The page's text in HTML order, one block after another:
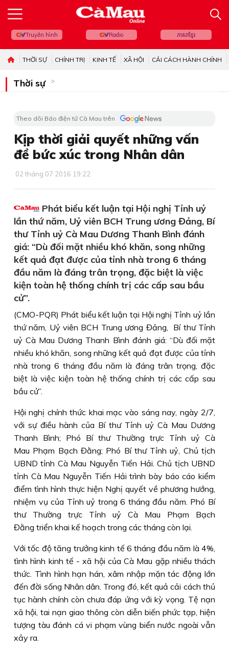
Truyền hình Radio ភាសាខ្មែរ
THỜI SỰ CHÍNH TRỊ KINH TẾ XÃ HỘI CẢI CÁCH HÀNH CHÍNH
Thời sự
Theo dõi Báo điện tử Cà Mau trên
Kịp thời giải quyết những vấn
đề bức xúc trong Nhân dân
02 tháng 07 2016 19:22
Phát biểu kết luận tại Hội nghị Tỉnh uỷ
lần thứ năm, Uỷ viên BCH Trung ương Đảng, Bí
thư Tỉnh uỷ Cà Mau Dương Thanh Bình đánh
giá: “Dù đối mặt nhiều khó khăn, song những
kết quả đạt được của tỉnh nhà trong 6 tháng
đầu năm là đáng trân trọng, đặc biệt là việc
kiện toàn hệ thống chính trị các cấp sau bầu
cử”.
(CMO-PQR) Phát biểu kết luận tại Hội nghị Tỉnh uỷ lần
thứ năm, Uỷ viên BCH Trung ương Đảng, Bí thư Tỉnh
uỷ Cà Mau Dương Thanh Bình đánh giá: “Dù đối mặt
nhiều khó khăn, song những kết quả đạt được của tỉnh
nhà trong 6 tháng đầu năm là đáng trân trọng, đặc
biệt là việc kiện toàn hệ thống chính trị các cấp sau
bầu cử”.
Hội nghị chính thức khai mạc vào sáng nay, ngày 2/7,
với sự điều hành của Bí thư Tỉnh uỷ Cà Mau Dương
Thanh Bình; Phó Bí thư Thường trực Tỉnh uỷ Cà
Mau Phạm Bạch Đằng; Phó Bí thư Tỉnh uỷ, Chủ tịch
UBND tỉnh Cà Mau Nguyễn Tiến Hải. Chủ tịch UBND
tỉnh Cà Mau Nguyễn Tiến Hải trình bày báo cáo kiểm
điểm tình hình thực hiện Nghị quyết về phương hướng,
nhiệm vụ của Tỉnh uỷ trong 6 tháng đầu năm. Phó Bí
thư Thường trực Tỉnh uỷ Cà Mau Phạm Bạch
Đằng triển khai kế hoạch trong các tháng còn lại.
Với tốc độ tăng trưởng kinh tế 6 tháng đầu năm là 4%,
tình hình kinh tế - xã hội của Cà Mau gặp nhiều thách
thức. Tình hình hạn hán, xâm nhập mặn tác động lớn
đến đời sống Nhân dân. Trong đó, kết quả cải cách thủ
tục hành chính còn chưa đáp ứng với kỳ vọng. Tệ nạn
xã hội, tai nạn giao thông còn diễn biến phức tạp, hiện
tượng tàu đánh cá vi phạm vùng biển nước ngoài vẫn
xảy ra.